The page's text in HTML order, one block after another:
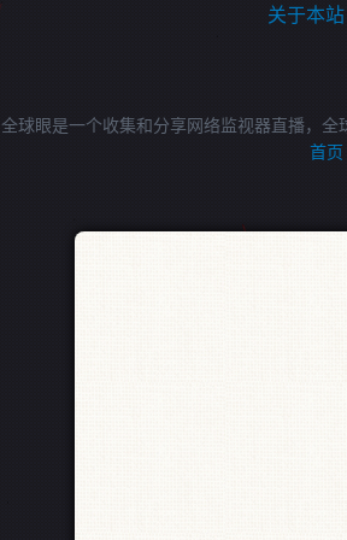
关于本站
全球眼是一个收集和分享网络监视器直播，
首页